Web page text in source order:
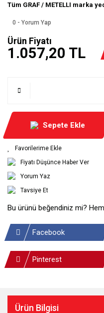
Tüm GRAF / METELLI marka
0 - Yorum Yap
Ürün Fiyatı
1.057,20 TL
Sepete Ekle
Fiyatı Düşünce Haber Ver
Yorum Yaz
Tavsiye Et
Bu ürünü beğendiniz mi?
Facebook
Pinterest
Ürün Bilgisi